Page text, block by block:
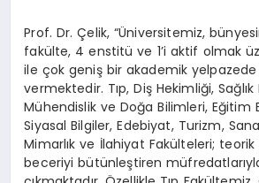
Prof. Dr. Çelik, “Üniversitemiz,
fakülte, 4 enstitü ve 1’i aktif olmak
ile çok geniş bir akademik
vermektedir. Tıp, Diş Hekimliği, Sağlık
Mühendislik ve Doğa Bilimleri, Eğitim
Siyasal Bilgiler, Edebiyat, Turizm,
Mimarlık ve İlahiyat Fakülteleri;
beceriyi bütünleştiren